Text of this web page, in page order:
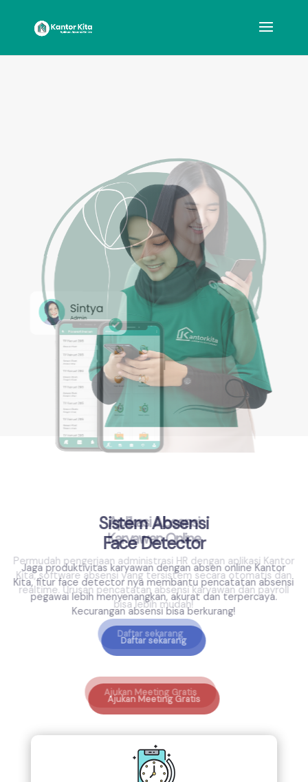
Sistem Absensi
Face Detector
Jaga produktivitas karyawan dengan absen online Kantor
Kita, fitur face detector nya membantu pencatatan absensi
pegawai lebih menyenangkan, akurat dan terpercaya.
Kecurangan absensi bisa berkurang!
Daftar sekarang
Ajukan Meeting Gratis